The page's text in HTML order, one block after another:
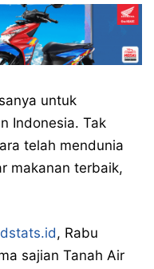
untuk
Indonesia. Tak
telah mendunia
makanan terbaik,
, Rabu
sajian Tanah Air